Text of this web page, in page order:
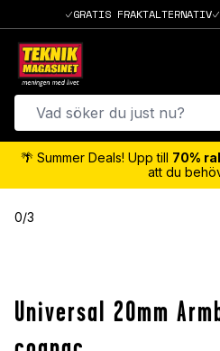
GRATIS FRAKTALTERNATIV
🌴 Summer Deals! Upp till 70%
att du
0/3
Universal 20mm